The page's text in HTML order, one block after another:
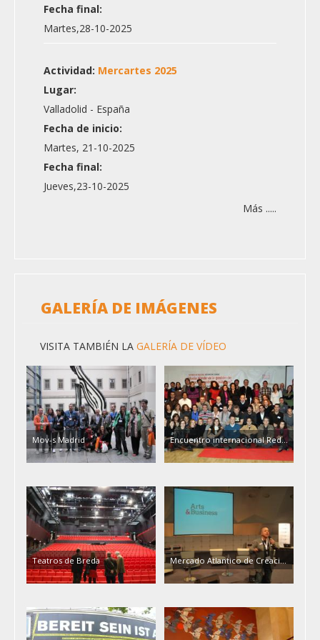
Fecha final:
Martes,28-10-2025
Actividad: Mercartes 2025
Lugar:
Valladolid - España
Fecha de inicio:
Martes, 21-10-2025
Fecha final:
Jueves,23-10-2025
Más .....
GALERÍA DE IMÁGENES
VISITA TAMBIÉN LA GALERÍA DE VÍDEO
Mov-s Madrid Encuentro internacional Red...
Teatros de Breda Mercado Atlantico de Creaci...